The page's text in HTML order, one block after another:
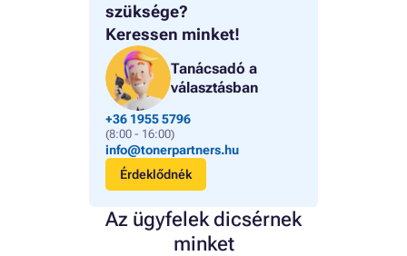
szüksége?
Keressen minket!
Tanácsadó a
választásban
+36 1955 5796
(8:00 - 16:00)
info@tonerpartners.hu
Érdeklődnék
Az ügyfelek dicsérnek
minket